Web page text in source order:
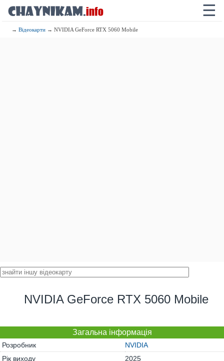
☰
→Відеокарти → NVIDIA GeForce RTX 5060 Mobile
NVIDIA GeForce RTX 5060 Mobile
Загальна інформація
Розробник
NVIDIA
Рік виходу
2025